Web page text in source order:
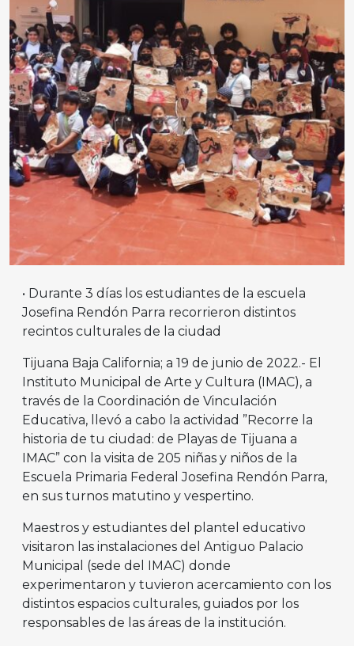
• Durante 3 días los estudiantes de la escuela
Josefina Rendón Parra recorrieron distintos
recintos culturales de la ciudad
Tijuana Baja California; a 19 de junio de 2022.- El
Instituto Municipal de Arte y Cultura (IMAC), a
través de la Coordinación de Vinculación
Educativa, llevó a cabo la actividad ”Recorre la
historia de tu ciudad: de Playas de Tijuana a
IMAC” con la visita de 205 niñas y niños de la
Escuela Primaria Federal Josefina Rendón Parra,
en sus turnos matutino y vespertino.
Maestros y estudiantes del plantel educativo
visitaron las instalaciones del Antiguo Palacio
Municipal (sede del IMAC) donde
experimentaron y tuvieron acercamiento con los
distintos espacios culturales, guiados por los
responsables de las áreas de la institución.